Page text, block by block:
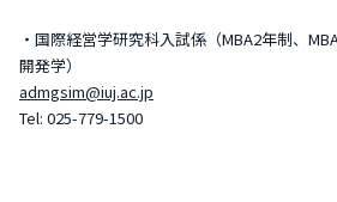
・国際経営学研究科入試係（MBA2年制、
開発学）
admgsim@iuj.ac.jp
Tel: 025-779-1500